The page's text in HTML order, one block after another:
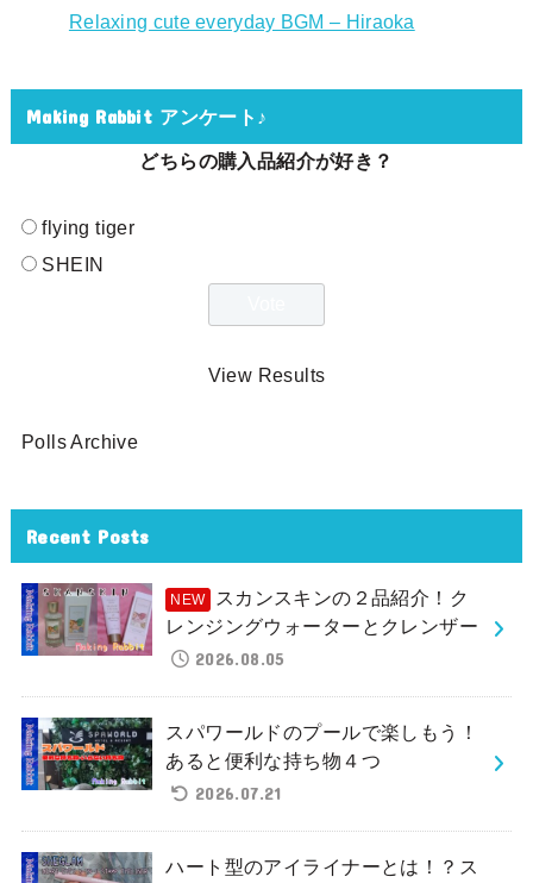
Relaxing cute everyday BGM – Hiraoka
Making Rabbit アンケート♪
どちらの購入品紹介が好き？
flying tiger
SHEIN
View Results
Polls Archive
Recent Posts
スカンスキンの２品紹介！ク
レンジングウォーターとクレンザー
2026.08.05
スパワールドのプールで楽しもう！
あると便利な持ち物４つ
2026.07.21
ハート型のアイライナーとは！？ス